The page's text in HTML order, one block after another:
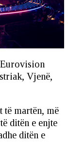
Vjenë,
të martën, më
ditën e enjte
ditën e